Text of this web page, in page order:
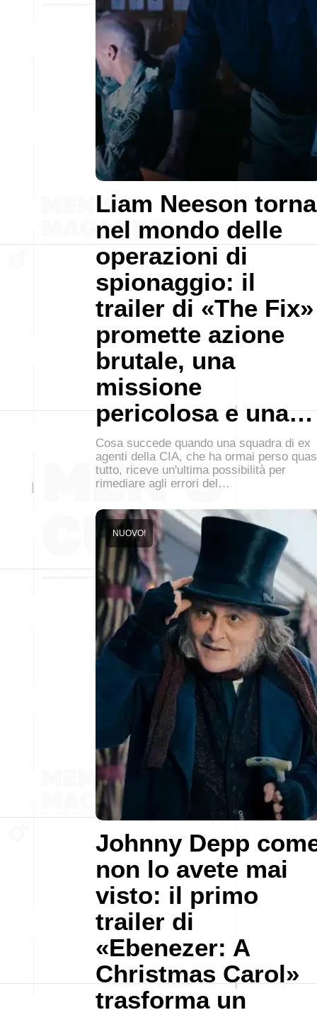
Liam Neeson torna
nel mondo delle
operazioni di
spionaggio: il
trailer di «The Fix»
promette azione
brutale, una
missione
pericolosa e una…
Cosa succede quando una squadra di ex
agenti della CIA, che ha ormai perso
tutto, riceve un'ultima possibilità per
rimediare agli errori del…
Johnny Depp
non lo avete mai
visto: il primo
trailer di
«Ebenezer: A
Christmas Carol»
trasforma un
NUOVO!